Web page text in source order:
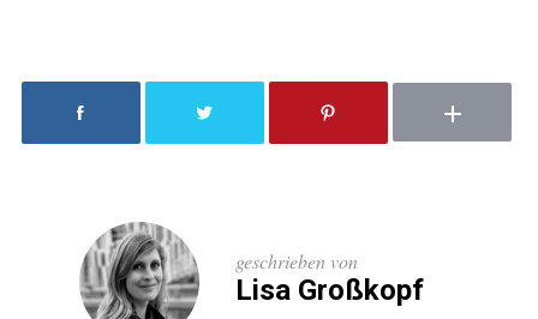
geschrieben von
Lisa Großkopf